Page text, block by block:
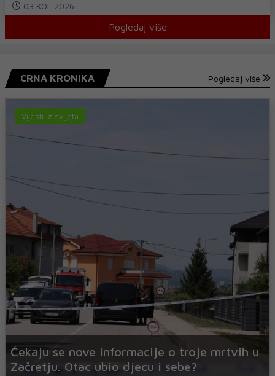
03 KOL 2026
Pogledaj više
CRNA KRONIKA Pogledaj više
Vijesti iz svijeta
Čekaju se nove informacije o troje mrtvih u
Začretju. Otac ubio djecu i sebe?